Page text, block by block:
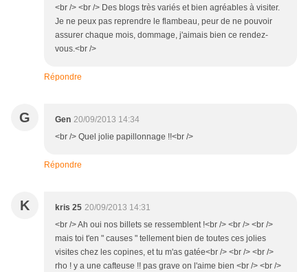
<br /> <br /> Des blogs très variés et bien agréables à visiter.
Je ne peux pas reprendre le flambeau, peur de ne pouvoir
assurer chaque mois, dommage, j'aimais bien ce rendez-
vous.<br />
Répondre
G Gen 20/09/2013 14:34
<br /> Quel jolie papillonnage !!<br />
Répondre
K kris 25 20/09/2013 14:31
<br /> Ah oui nos billets se ressemblent !<br /> <br /> <br />
mais toi t'en " causes " tellement bien de toutes ces jolies
visites chez les copines, et tu m'as gatée<br /> <br /> <br />
rho ! y a une cafteuse !! pas grave on l'aime bien <br /> <br />